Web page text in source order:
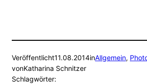
Veröffentlicht11.08.2014inAllgemein,
vonKatharina Schnitzer
Schlagwörter: